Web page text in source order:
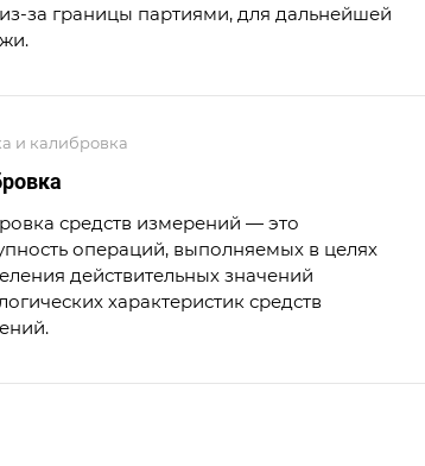
за границы партиями, для дальнейшей
и калибровка
средств измерений — это
операций, выполняемых в целях
действительных значений
характеристик средств